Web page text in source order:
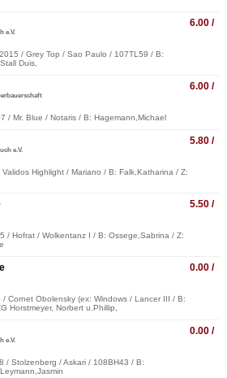
6.00 /
e.V.
/ Grey Top / Sao Paulo / 107TL59 / B:
Duis,
6.00 /
/ Mr. Blue / Notaris / B: Hagemann,Michael
5.80 /
e.V.
Highlight / Mariano / B: Falk,Katharina / Z:
5.50 /
/ Hofrat / Wolkentanz I / B: Ossege,Sabrina / Z:
0.00 /
Cornet Obolensky (ex: Windows / Lancer III / B:
Horstmeyer, Norbert u.Phillip,
0.00 /
e.V.
/ Stolzenberg / Askari / 108BH43 / B: